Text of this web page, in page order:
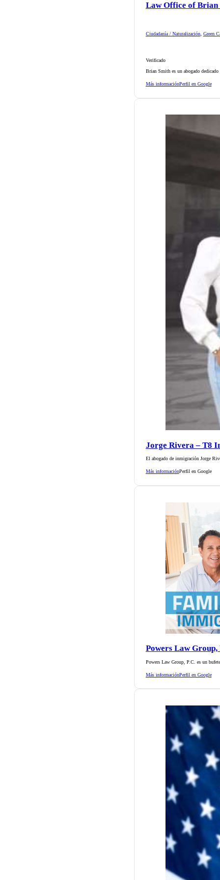
Law Office of Brian
Ciudadanía / Naturalización, Green
Verificado
Brian Smith es un abogado
Más informaciónPerfil en Google
Jorge Rivera – T8
El abogado de inmigración Jorge
Más informaciónPerfil en Google
Powers Law Group,
Powers Law Group, P.C. es un
Más informaciónPerfil en Google